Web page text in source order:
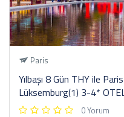
Paris
Yılbaşı 8 Gün THY ile
Lüksemburg(1) 3-4*
0 Yorum